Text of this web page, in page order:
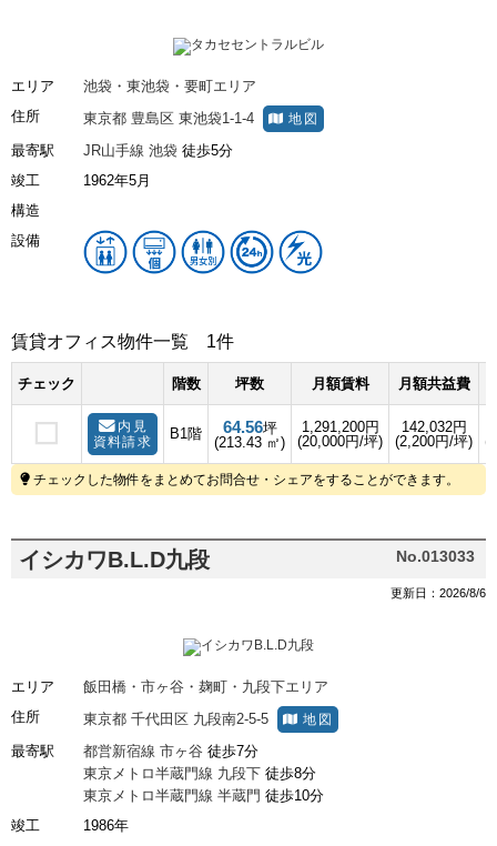
エリア
池袋・東池袋・要町エリア
住所
東京都 豊島区 東池袋1-1-4 地図
最寄駅 JR山手線 池袋 徒歩5分
竣工
1962年5月
構造
設備
賃貸オフィス物件一覧 1件
チェック 階数 坪数 月額賃料 月額共益費
内見
資料請求
B1階 64.56坪
(213.43 ㎡)
1,291,200円
(20,000円/坪)
142,032円
(2,200円/坪)
チェックした物件をまとめてお問合せ・シェアをすることができます。
イシカワB.L.D九段 No.013033
更新日：2026/8/6
エリア
飯田橋・市ヶ谷・麹町・九段下エリア
住所
東京都 千代田区 九段南2-5-5 地図
最寄駅 都営新宿線 市ヶ谷 徒歩7分
東京メトロ半蔵門線 九段下 徒歩8分
東京メトロ半蔵門線 半蔵門 徒歩10分
竣工
1986年